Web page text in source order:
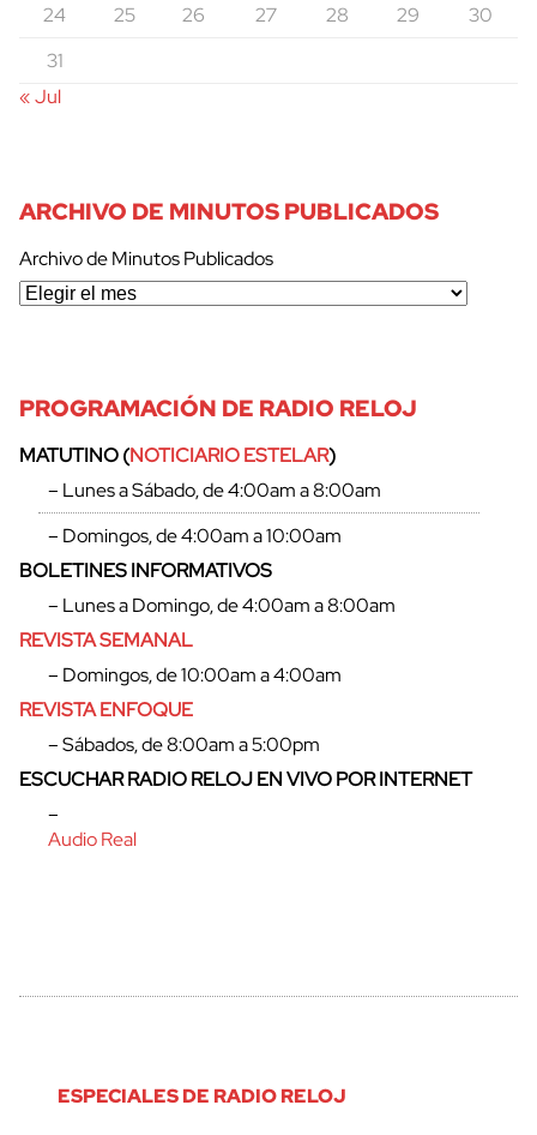
24
25 26 27 28 29
30
31
« Jul
ARCHIVO DE MINUTOS PUBLICADOS
Archivo de Minutos Publicados
PROGRAMACIÓN DE RADIO RELOJ
MATUTINO (NOTICIARIO ESTELAR)
– Lunes a Sábado, de 4:00am a 8:00am
– Domingos, de 4:00am a 10:00am
BOLETINES INFORMATIVOS
– Lunes a Domingo, de 4:00am a 8:00am
REVISTA SEMANAL
– Domingos, de 10:00am a 4:00am
REVISTA ENFOQUE
– Sábados, de 8:00am a 5:00pm
ESCUCHAR RADIO RELOJ EN VIVO POR INTERNET
–
Audio Real
ESPECIALES DE RADIO RELOJ